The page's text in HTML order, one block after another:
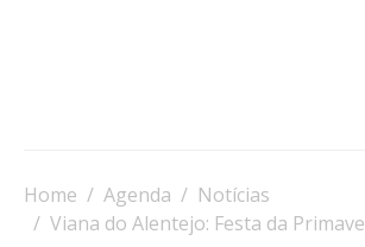
Home Agenda
Notícias
Viana do Alentejo: Festa da Primavera de